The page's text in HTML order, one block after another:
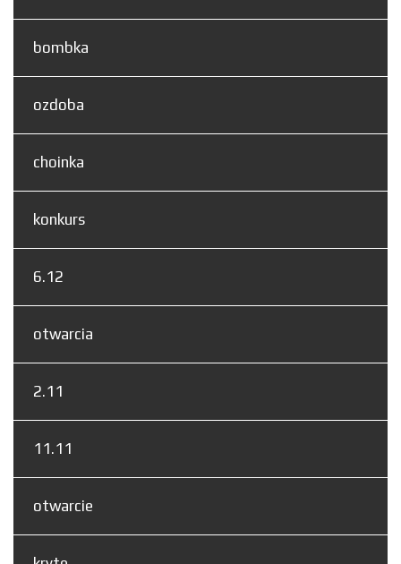
bombka
ozdoba
choinka
konkurs
6.12
otwarcia
2.11
11.11
otwarcie